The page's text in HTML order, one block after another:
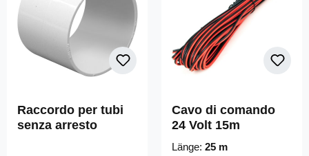
Raccordo per tubi
senza arresto
Cavo di comando
24 Volt 15m
Länge: 25 m